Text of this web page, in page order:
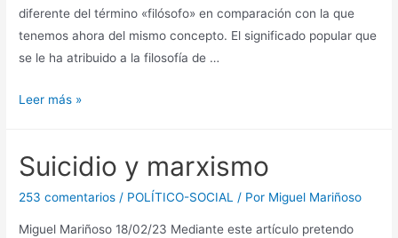
diferente del término «filósofo» en comparación con la que
tenemos ahora del mismo concepto. El significado popular que
se le ha atribuido a la filosofía de …
¿Qué
Leer más »
Suicidio y marxismo
253 comentarios / POLÍTICO-SOCIAL / Por Miguel Mariñoso
Miguel Mariñoso 18/02/23 Mediante este artículo pretendo